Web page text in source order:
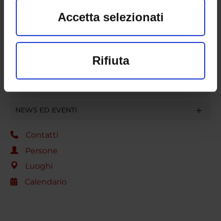
Con il tuo consenso, vorremmo
raccogliere informazioni
sulla tua posizione geografica,
con un'approssimazione di
qualche metro,
Identificare il tuo
dispositivo, scansionandolo
Accetta selezionati
Rifiuta
INFORMAZIONI PER IL TERRITORIO
RICERCA DELLE COMPETENZE
NEWS ED EVENTI
Contatti
Persone
Luoghi
Calendario